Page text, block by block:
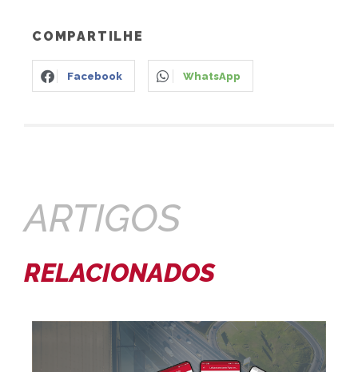
COMPARTILHE
Facebook WhatsApp
ARTIGOS
RELACIONADOS